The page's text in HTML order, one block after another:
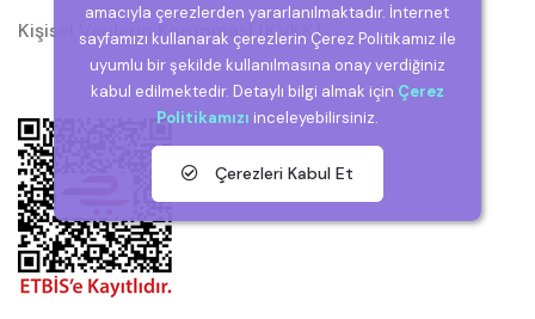
Kişisel Verilerin Korunması (KVKK)
amacıyla çerezlerden yararlanılmaktadır. İnternet
sayfamızı kullanarak çerezlerin Çerez Politikamız ile
uyumlu bir şekilde kullanılmasına onay verdiğiniz
kabul edilmektedir. Detaylı bilgi almak için Çerez
Politikamızı inceleyebilirsiniz.
Çerezleri Kabul Et